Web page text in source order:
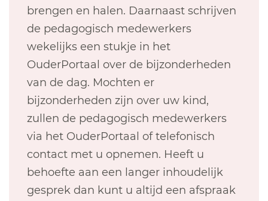
brengen en halen. Daarnaast schrijven
de pedagogisch medewerkers
wekelijks een stukje in het
OuderPortaal over de bijzonderheden
van de dag. Mochten er
bijzonderheden zijn over uw kind,
zullen de pedagogisch medewerkers
via het OuderPortaal of telefonisch
contact met u opnemen. Heeft u
behoefte aan een langer inhoudelijk
gesprek dan kunt u altijd een afspraak